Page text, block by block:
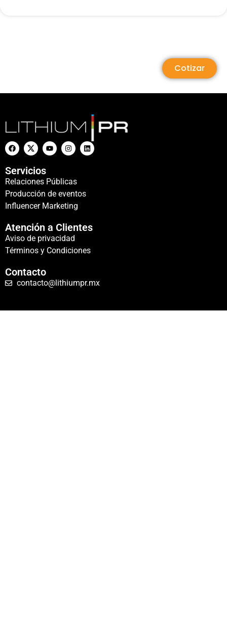
Cotizar
Servicios
Relaciones Públicas
Producción de eventos
Influencer Marketing
Atención a Clientes
Aviso de privacidad
Términos y Condiciones
Contacto
contacto@lithiumpr.mx